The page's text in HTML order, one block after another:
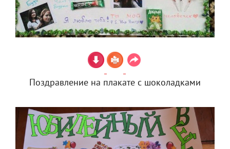
Поздравление на плакате с шоколадками